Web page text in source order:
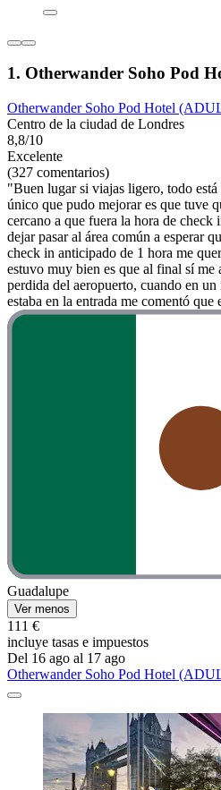
1. Otherwander Soho Pod
Otherwander Soho Pod Hotel
Centro de la ciudad de Londres
8,8/10
Excelente
(327 comentarios)
"Buen lugar si viajas ligero, todo
único que pudo mejorar es que tuve
cercano a que fuera la hora de check
dejar pasar al área común a esperar
check in anticipado de 1 hora me
estuvo muy bien es que al final sí me
perdida del aeropuerto, cuando en
estaba en la entrada me comentó que
Guadalupe
Ver menos
111 €
incluye tasas e impuestos
Del 16 ago al 17 ago
Otherwander Soho Pod Hotel